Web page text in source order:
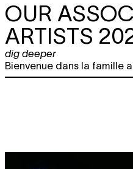
OUR
ARTISTS
dig deeper
Bienvenue dans la famille